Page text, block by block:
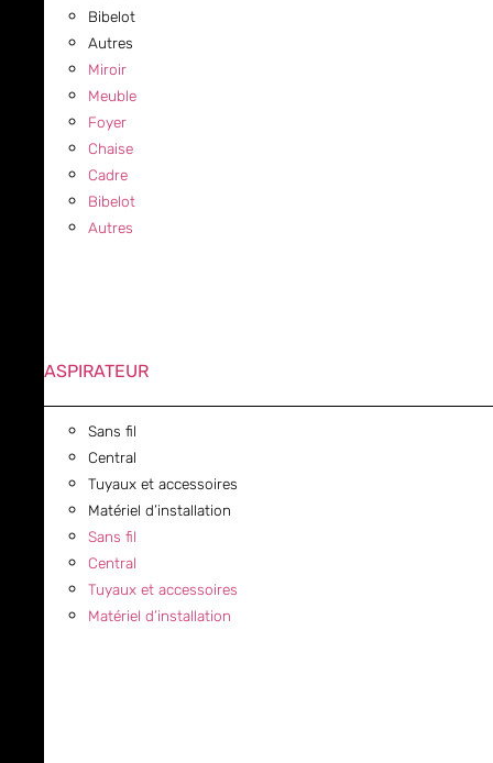
Bibelot
Autres
Miroir
Meuble
Foyer
Chaise
Cadre
Bibelot
Autres
ASPIRATEUR
Sans fil
Central
Tuyaux et accessoires
Matériel d’installation
Sans fil
Central
Tuyaux et accessoires
Matériel d’installation